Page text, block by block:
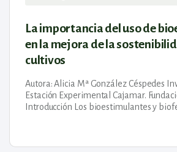
La importancia del uso de
en la mejora de la
cultivos
Autora: Alicia Mª González Céspedes
Estación Experimental Cajamar.
Introducción Los bioestimulantes y